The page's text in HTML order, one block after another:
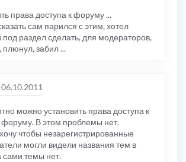
права доступа к форуму ...
сам парился с этим, хотел
под раздел сделать, для модераторов,
плюнул, забил ...
Сообщение
06.10.2011
можно установить права доступа к
В этом проблемы нет.
чтобы незарегистрированные
могли видели названия тем в
сами темы нет.